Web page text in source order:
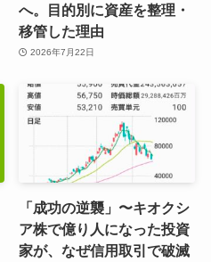
へ。目的別に資産を整理・
移管した理由
2026年7月22日
「成功の逆襲」〜キオクシ
ア株で億り人になった投資
家が、なぜ信用取引で破滅